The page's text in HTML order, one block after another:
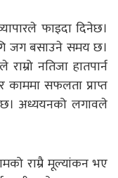
फाइदा दिनेछ।
जग बसाउने समय छ।
नतिजा हातपार्न
सफलता प्राप्त
अध्ययनको लगावले
राम्रै मूल्यांकन भए